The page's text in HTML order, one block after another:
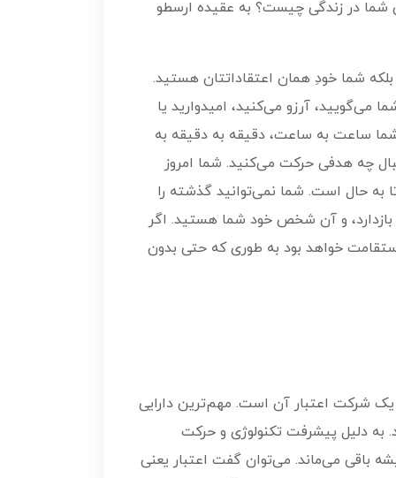
شما در زندگی چیست؟ به عقیده ارسطو
شما خودِ همان اعتقاداتتان هستید.
می‌گویید، آرزو می‌کنید، امیدوارید یا
ساعت به ساعت، دقیقه به دقیقه به
چه هدفی حرکت می‌کنید. شما امروز
حال است. شما نمی‌توانید گذشته را
بازدارد، و آن شخص خود شما هستید. اگر
خواهد بود به طوری که حتی بدون
شرکت اعتبار آن است. مهم‌ترین دارایی
به دلیل پیشرفت تکنولوژی و حرکت
باقی می‌ماند. می‌توان گفت اعتبار یعنی